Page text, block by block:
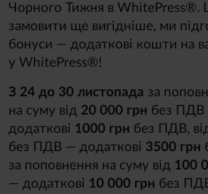
Чорного Тижня в WhitePress®.
замовити ще вигідніше, ми
бонуси — додаткові кошти на
у WhitePress®!
З 24 до 30 листопада за
на суму від 20 000 грн без ПДВ
додаткові 1000 грн без ПДВ,
без ПДВ — додаткові 3500 грн
за поповнення на суму від 100
— додаткові 10 000 грн без